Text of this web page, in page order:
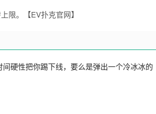
硬性把你踢下线，要么是弹出一个冷冰冰的